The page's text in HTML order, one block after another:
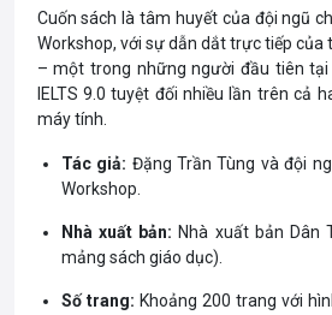
Cuốn sách là tâm huyết của đội ngũ
Workshop, với sự dẫn dắt trực tiếp của
– một trong những người đầu tiên
IELTS 9.0 tuyệt đối nhiều lần trên cả
máy tính.
Tác giả: Đặng Trần Tùng và đội
Workshop.
Nhà xuất bản: Nhà xuất bản Dân
mảng sách giáo dục).
Số trang: Khoảng 200 trang với